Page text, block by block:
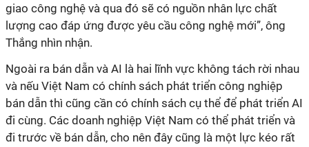
giao công nghệ và qua đó sẽ có nguồn nhân lực chất
lượng cao đáp ứng được yêu cầu công nghệ mới”, ông
Thắng nhìn nhận.
Ngoài ra bán dẫn và AI là hai lĩnh vực không tách rời nhau
và nếu Việt Nam có chính sách phát triển công nghiệp
bán dẫn thì cũng cần có chính sách cụ thể để phát triển AI
đi cùng. Các doanh nghiệp Việt Nam có thể phát triển và
đi trước về bán dẫn, cho nên đây cũng là một lực kéo rất